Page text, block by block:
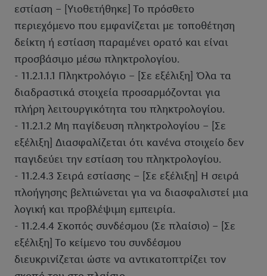
εστίαση – [Υιοθετήθηκε] Το πρόσθετο
περιεχόμενο που εμφανίζεται με τοποθέτηση
δείκτη ή εστίαση παραμένει ορατό και είναι
προσβάσιμο μέσω πληκτρολογίου.
- 11.2.1.1.1 Πληκτρολόγιο – [Σε εξέλιξη] Όλα τα
διαδραστικά στοιχεία προσαρμόζονται για
πλήρη λειτουργικότητα του πληκτρολογίου.
- 11.2.1.2 Μη παγίδευση πληκτρολογίου – [Σε
εξέλιξη] Διασφαλίζεται ότι κανένα στοιχείο δεν
παγιδεύει την εστίαση του πληκτρολογίου.
- 11.2.4.3 Σειρά εστίασης – [Σε εξέλιξη] Η σειρά
πλοήγησης βελτιώνεται για να διασφαλιστεί μια
λογική και προβλέψιμη εμπειρία.
- 11.2.4.4 Σκοπός συνδέσμου (Σε πλαίσιο) – [Σε
εξέλιξη] Το κείμενο του συνδέσμου
διευκρινίζεται ώστε να αντικατοπτρίζει τον